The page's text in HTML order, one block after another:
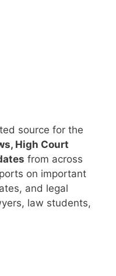
source for the
High Court
from across
on important
and legal
law students,